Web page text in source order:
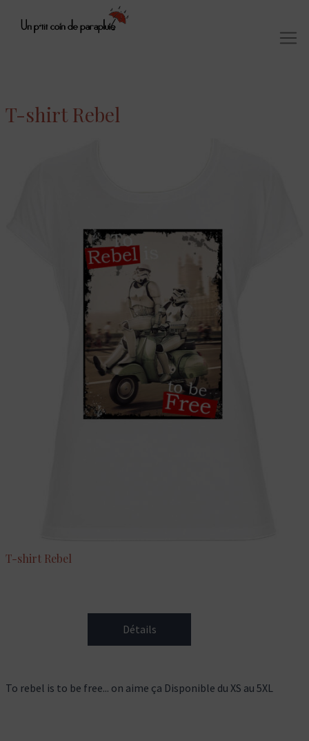
T-shirt Rebel
T-shirt Rebel
Détails
To rebel is to be free... on aime ça Disponible du XS au 5XL